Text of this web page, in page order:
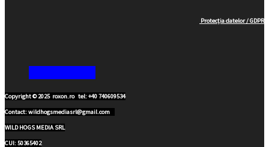
Protecția datelor / GDPR
Copyright © 2025 roxon.ro tel: +40 740609534
Contact:wildhogsmediasrl@gmail.com
WILD HOGS MEDIA SRL
CUI: 50365402